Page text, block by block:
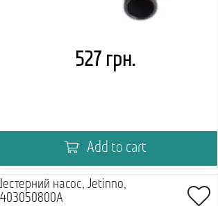
527 грн.
Add to cart
насос, Jetinno,